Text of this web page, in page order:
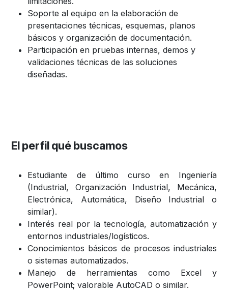
Soporte al equipo en la elaboración de
presentaciones técnicas, esquemas, planos
básicos y organización de documentación.
Participación en pruebas internas, demos y
validaciones técnicas de las soluciones
diseñadas.
El perfil qué buscamos
Estudiante de último curso en Ingeniería
(Industrial, Organización Industrial, Mecánica,
Electrónica, Automática, Diseño Industrial o
similar).
Interés real por la tecnología, automatización y
entornos industriales/logísticos.
Conocimientos básicos de procesos industriales
o sistemas automatizados.
Manejo de herramientas como Excel y
PowerPoint; valorable AutoCAD o similar.